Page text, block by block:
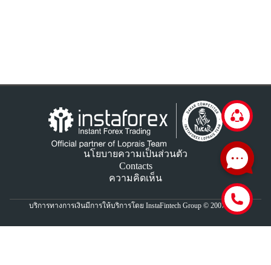
นโยบายความเป็นส่วนตัว
Contacts
ความคิดเห็น
บริการทางการเงินมีการให้บริการโดย InstaFintech Group © 2007-2026